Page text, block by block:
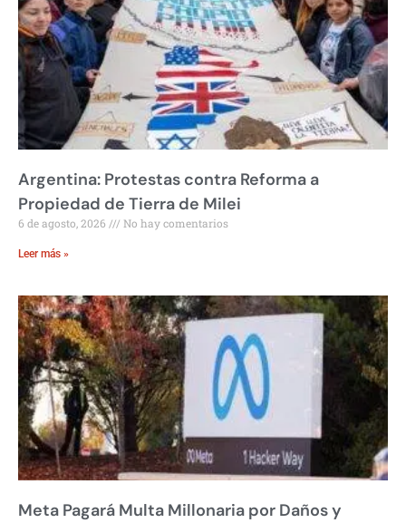
Argentina: Protestas contra Reforma a
Propiedad de Tierra de Milei
6 de agosto, 2026 No hay comentarios
Leer más »
Meta Pagará Multa Millonaria por Daños y